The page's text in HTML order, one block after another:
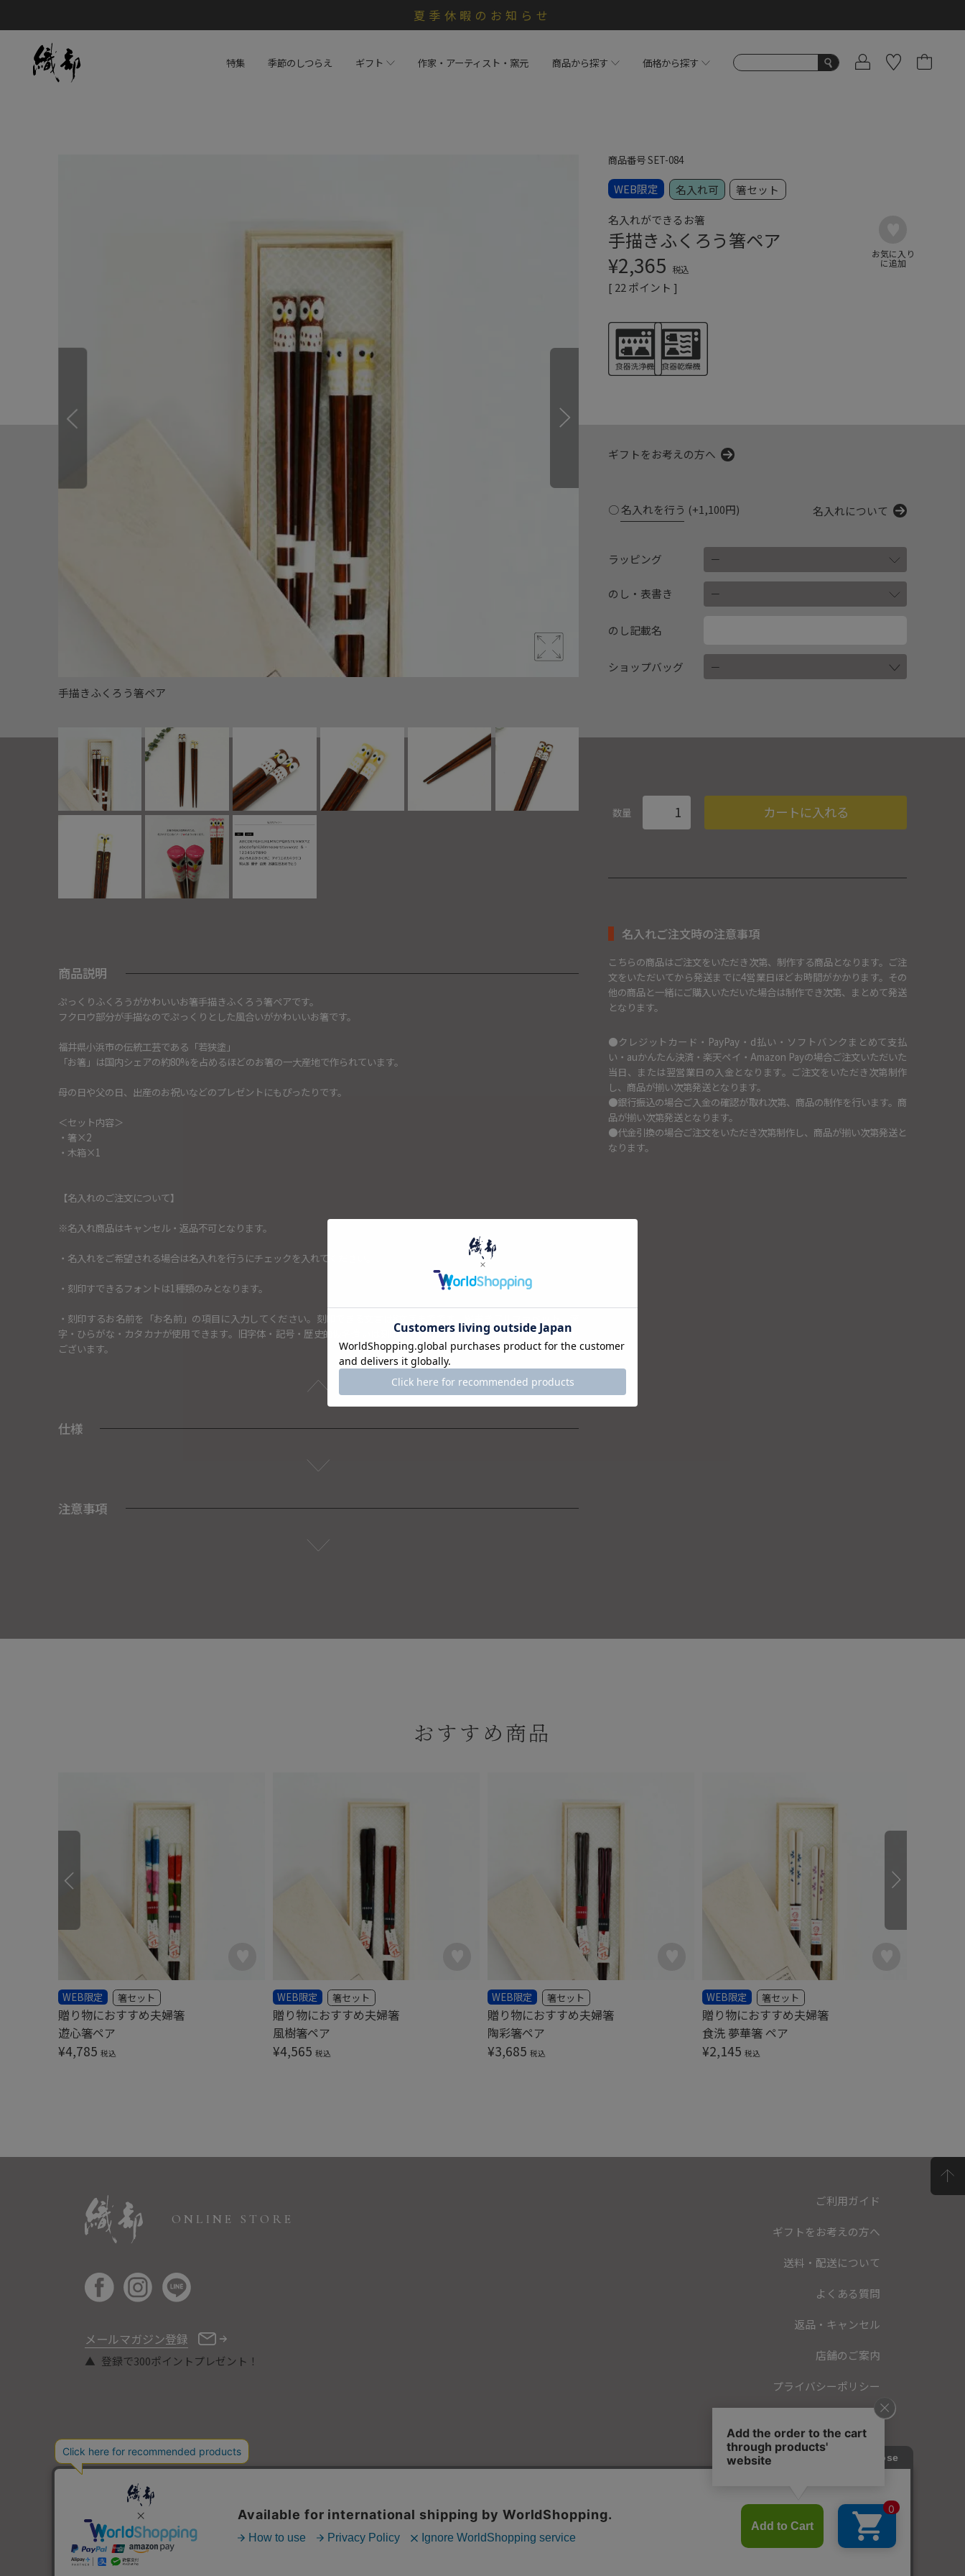
夏季休暇のお知らせ
特集 季節のしつらえ ギフト 作家・アーティスト・窯元 商品から探す 価格から探す
手描きふくろう箸ペア
商品説明
ぷっくりふくろうがかわいいお箸手描きふくろう箸ペアです。
フクロウ部分が手描なのでぷっくりとした風合いがかわいいお箸です。
福井県小浜市の伝統工芸である「若狭塗」
「お箸」は国内シェアの約80%を占めるほどのお箸の一大産地で作られています。
母の日や父の日、出産のお祝いなどのプレゼントにもぴったりです。
＜セット内容＞
・箸×2
・木箱×1
【名入れのご注文について】
※名入れ商品はキャンセル・返品不可となります。
・名入れをご希望される場合は名入れを行うにチェックを入れてください。
・刻印すできるフォントは1種類のみとなります。
・刻印するお名前を「お名前」の項目に入力してください。刻印できる文言は8文字までです。縦書きアルファベット、漢
字・ひらがな・カタカナが使用できます。旧字体・記号・歴史的仮名遣いは刻印できません。その他刻印が不可能な文字も
ございます。
仕様
注意事項
商品番号SET-084
WEB限定 名入れ可 箸セット
名入れができるお箸
手描きふくろう箸ペア
¥2,365 税込
[ 22 ポイント ]
ギフトをお考えの方へ
名入れを行う (+1,100円) 名入れについて
ラッピング
のし・表書き
のし記載名
ショップバッグ
数量 カートに入れる
名入れご注文時の注意事項
こちらの商品はご注文をいただき次第、制作する商品となります。ご注
文をいただいてから発送までに4営業日ほどお時間がかかります。その
他の商品と一緒にご購入いただいた場合は制作でき次第、まとめて発送
となります。
●クレジットカード・PayPay・d払い・ソフトバンクまとめて支払
い・auかんたん決済・楽天ペイ・Amazon Payの場合ご注文いただいた
当日、または翌営業日の入金となります。ご注文をいただき次第制作
し、商品が揃い次第発送となります。
●銀行振込の場合ご入金の確認が取れ次第、商品の制作を行います。商
品が揃い次第発送となります。
●代金引換の場合ご注文をいただき次第制作し、商品が揃い次第発送と
なります。
おすすめ商品
遊心箸ペア
WEB限定 箸セット
¥4,785 税込
贈り物におすすめ夫婦箸
風樹箸ペア
WEB限定 箸セット
¥4,565 税込
贈り物におすすめ夫婦箸
陶彩箸ペア
WEB限定 箸セット
¥3,685 税込
贈り物におすすめ夫婦箸
食洗 夢華箸 ペア
WEB限定 箸セット
¥2,145 税込
贈り物におすすめ夫婦箸
ONLINE STORE
メールマガジン登録
登録で300ポイントプレゼント！
ご利用ガイド
ギフトをお考えの方へ
送料・配送について
よくある質問
返品・キャンセル
店舗のご案内
プライバシーポリシー
特定商取引法に基づく表記
COPYRIGHT © ORIBE ALL RIGHTS RESERVED.